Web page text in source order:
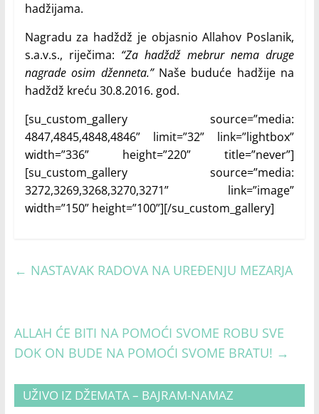
hadžijama.
Nagradu za hadždž je objasnio Allahov Poslanik,
s.a.v.s., riječima: “Za hadždž mebrur nema druge
nagrade osim dženneta.” Naše buduće hadžije na
hadždž kreću 30.8.2016. god.
[su_custom_gallery source=”media:
4847,4845,4848,4846” limit=”32” link=”lightbox”
width=”336” height=”220” title=”never”]
[su_custom_gallery source=”media:
3272,3269,3268,3270,3271” link=”image”
width=”150” height=”100”][/su_custom_gallery]
← NASTAVAK RADOVA NA UREĐENJU MEZARJA
ALLAH ĆE BITI NA POMOĆI SVOME ROBU SVE
DOK ON BUDE NA POMOĆI SVOME BRATU! →
UŽIVO IZ DŽEMATA – BAJRAM-NAMAZ